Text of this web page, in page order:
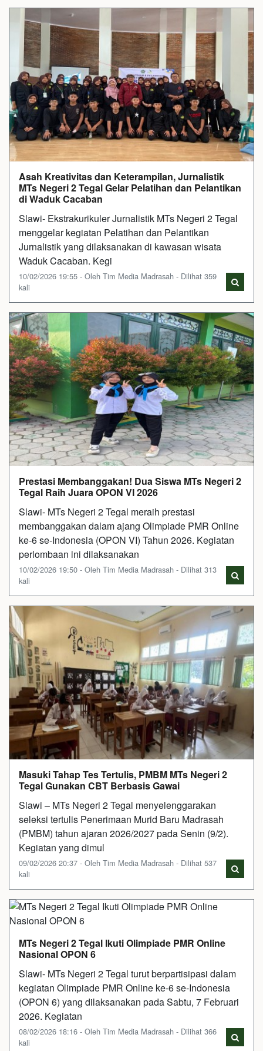
Asah Kreativitas dan Keterampilan, Jurnalistik
MTs Negeri 2 Tegal Gelar Pelatihan dan Pelantikan
di Waduk Cacaban
Slawi- Ekstrakurikuler Jurnalistik MTs Negeri 2 Tegal
menggelar kegiatan Pelatihan dan Pelantikan
Jurnalistik yang dilaksanakan di kawasan wisata
Waduk Cacaban. Kegi
10/02/2026 19:55 - Oleh Tim Media Madrasah - Dilihat 359
kali
Prestasi Membanggakan! Dua Siswa MTs Negeri 2
Tegal Raih Juara OPON VI 2026
Slawi- MTs Negeri 2 Tegal meraih prestasi
membanggakan dalam ajang Olimpiade PMR Online
ke-6 se-Indonesia (OPON VI) Tahun 2026. Kegiatan
perlombaan ini dilaksanakan
10/02/2026 19:50 - Oleh Tim Media Madrasah - Dilihat 313
kali
Masuki Tahap Tes Tertulis, PMBM MTs Negeri 2
Tegal Gunakan CBT Berbasis Gawai
Slawi – MTs Negeri 2 Tegal menyelenggarakan
seleksi tertulis Penerimaan Murid Baru Madrasah
(PMBM) tahun ajaran 2026/2027 pada Senin (9/2).
Kegiatan yang dimul
09/02/2026 20:37 - Oleh Tim Media Madrasah - Dilihat 537
kali
MTs Negeri 2 Tegal Ikuti Olimpiade PMR Online
Nasional OPON 6
Slawi- MTs Negeri 2 Tegal turut berpartisipasi dalam
kegiatan Olimpiade PMR Online ke-6 se-Indonesia
(OPON 6) yang dilaksanakan pada Sabtu, 7 Februari
2026. Kegiatan
08/02/2026 18:16 - Oleh Tim Media Madrasah - Dilihat 366
kali